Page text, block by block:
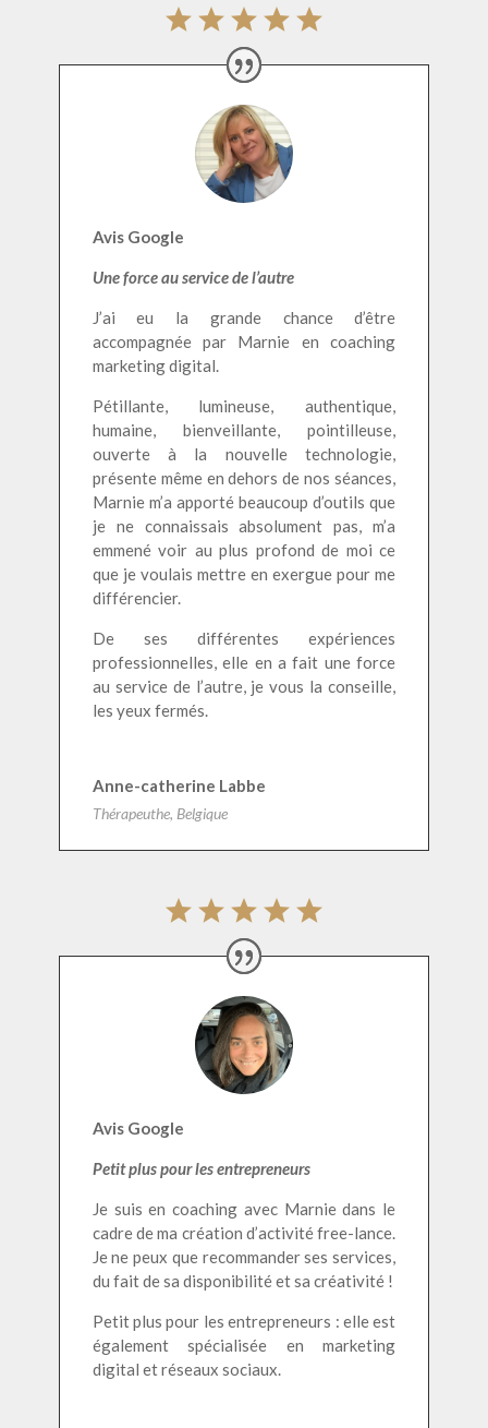
Avis Google
Une force au service de l’autre
J’ai eu la grande chance d’être
accompagnée par Marnie en coaching
marketing digital.
Pétillante, lumineuse, authentique,
humaine, bienveillante, pointilleuse,
ouverte à la nouvelle technologie,
présente même en dehors de nos séances,
Marnie m’a apporté beaucoup d’outils que
je ne connaissais absolument pas, m’a
emmené voir au plus profond de moi ce
que je voulais mettre en exergue pour me
différencier.
De ses différentes expériences
professionnelles, elle en a fait une force
au service de l’autre, je vous la conseille,
les yeux fermés.
Anne-catherine Labbe
Thérapeuthe, Belgique
Avis Google
Petit plus pour les entrepreneurs
Je suis en coaching avec Marnie dans le
cadre de ma création d’activité free-lance.
Je ne peux que recommander ses services,
du fait de sa disponibilité et sa créativité !
Petit plus pour les entrepreneurs : elle est
également spécialisée en marketing
digital et réseaux sociaux.